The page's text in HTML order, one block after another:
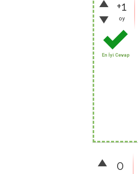
+1
oy
En İyi Cevap
0